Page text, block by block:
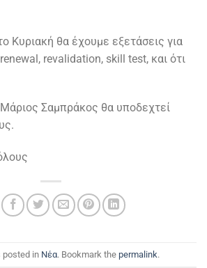
Κυριακή θα έχουμε εξετάσεις για
revalidation, skill test, και ότι
Σαμπράκος θα υποδεχτεί
posted in Νέα. Bookmark the permalink.